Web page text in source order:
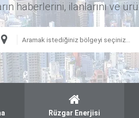
haberlerini, ilanlarını ve
Rüzgar Enerjisi